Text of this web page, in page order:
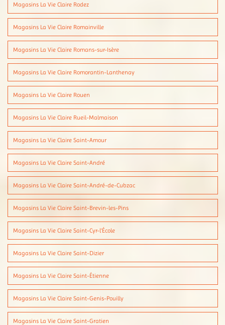
Magasins La Vie Claire Rodez
Magasins La Vie Claire Romainville
Magasins La Vie Claire Romans-sur-Isère
Magasins La Vie Claire Romorantin-Lanthenay
Magasins La Vie Claire Rouen
Magasins La Vie Claire Rueil-Malmaison
Magasins La Vie Claire Saint-Amour
Magasins La Vie Claire Saint-André
Magasins La Vie Claire Saint-André-de-Cubzac
Magasins La Vie Claire Saint-Brevin-les-Pins
Magasins La Vie Claire Saint-Cyr-l'École
Magasins La Vie Claire Saint-Dizier
Magasins La Vie Claire Saint-Étienne
Magasins La Vie Claire Saint-Genis-Pouilly
Magasins La Vie Claire Saint-Gratien